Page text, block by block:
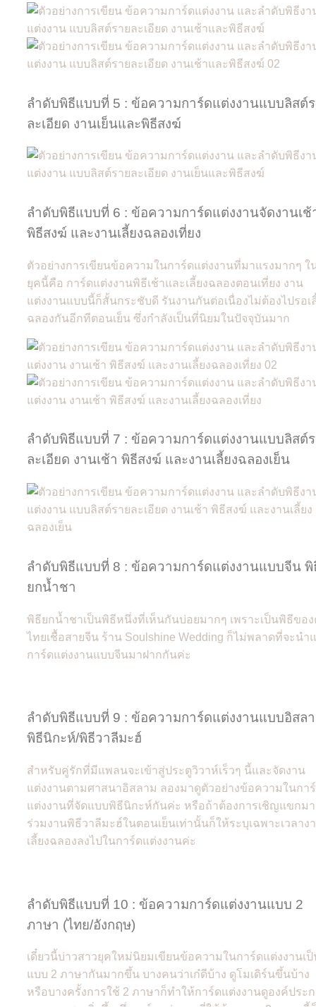
ลำดับพิธีแบบที่ 5 : ข้อความการ์ดแต่งงานแบบลิสต์
ละเอียด งานเย็นและพิธีสงฆ์
ลำดับพิธีแบบที่ 6 : ข้อความการ์ดแต่งงานจัดงานเช้
พิธีสงฆ์ และงานเลี้ยงฉลองเที่ยง
ตัวอย่างการเขียนข้อความในการ์ดแต่งงานที่มาแรงมากๆ ใ
ยุคนี้คือ การ์ดแต่งงานพิธีเช้าและเลี้ยงฉลองตอนเที่ยง งาน
แต่งงานแบบนี้ก็สั้นกระชับดี รันงานกันต่อเนื่องไม่ต้องไปรอเ
ฉลองกันอีกทีตอนเย็น ซึ่งกำลังเป็นที่นิยมในปัจจุบันมาก
ลำดับพิธีแบบที่ 7 : ข้อความการ์ดแต่งงานแบบลิสต์
ละเอียด งานเช้า พิธีสงฆ์ และงานเลี้ยงฉลองเย็น
ลำดับพิธีแบบที่ 8 : ข้อความการ์ดแต่งงานแบบจีน พิ
ยกน้ำชา
พิธียกน้ำชาเป็นพิธีหนึ่งที่เห็นกันบ่อยมากๆ เพราะเป็นพิธีขอ
ไทยเชื้อสายจีน ร้าน Soulshine Wedding ก็ไม่พลาดที่จะนำ
การ์ดแต่งงานแบบจีนมาฝากกันค่ะ
ลำดับพิธีแบบที่ 9 : ข้อความการ์ดแต่งงานแบบอิสล
พิธีนิกะห์/พิธีวาลีมะฮ์
สำหรับคู่รักที่มีแพลนจะเข้าสู่ประตูวิวาห์เร็วๆ นี้และจัดงาน
แต่งงานตามศาสนาอิสลาม ลองมาดูตัวอย่างข้อความในกา
แต่งงานที่จัดแบบพิธีนิกะห์กันค่ะ หรือถ้าต้องการเชิญแขกมา
ร่วมงานพิธีวาลีมะฮ์ในตอนเย็นเท่านั้นก็ให้ระบุเฉพาะเวลาง
เลี้ยงฉลองลงไปในการ์ดแต่งงานค่ะ
ลำดับพิธีแบบที่ 10 : ข้อความการ์ดแต่งงานแบบ 2
ภาษา (ไทย/อังกฤษ)
เดี๋ยวนี้บ่าวสาวยุคใหม่นิยมเขียนข้อความในการ์ดแต่งงานเ
แบบ 2 ภาษากันมากขึ้น บางคนว่าเก๋ดีบ้าง ดูโมเดิร์นขึ้นบ้าง
หรือบางครั้งการใช้ 2 ภาษาก็ทำให้การ์ดแต่งงานดูองค์ประ